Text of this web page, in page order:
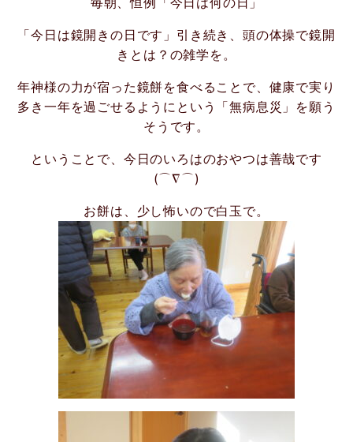
「今日は鏡開きの日です」引き続き、頭の体操で鏡開
きとは？の雑学を。
年神様の力が宿った鏡餅を食べることで、健康で実り
多き一年を過ごせるようにという「無病息災」を願う
そうです。
ということで、今日のいろはのおやつは善哉です
(⌒∇⌒)
お餅は、少し怖いので白玉で。